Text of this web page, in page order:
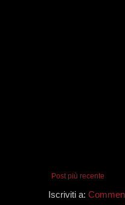
Post più recente
Iscriviti a: